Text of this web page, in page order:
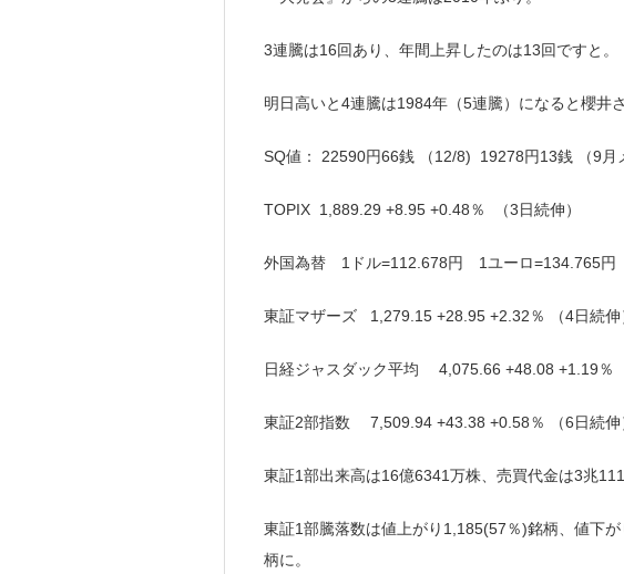
3連騰は16回あり、年間上昇したのは13回ですと。
明日高いと4連騰は1984年（5連騰）になると櫻井
SQ値： 22590円66銭 （12/8) 19278円13銭 （9月
TOPIX 1,889.29 +8.95 +0.48％ （3日続伸）
外国為替 1ドル=112.678円 1ユーロ=134.765円
東証マザーズ 1,279.15 +28.95 +2.32％ （4日続伸
日経ジャスダック平均 4,075.66 +48.08 +1.19％
東証2部指数 7,509.94 +43.38 +0.58％ （6日続伸
東証1部出来高は16億6341万株、売買代金は3兆
東証1部騰落数は値上がり1,185(57％)銘柄、値下
柄に。